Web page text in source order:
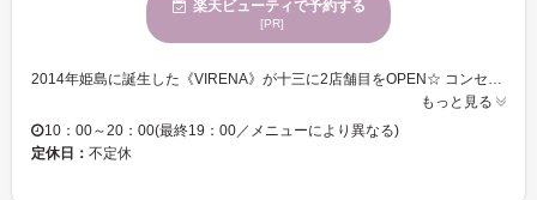
楽天ビューティで予約する
[PR]
2014年姫島に誕生した《VIRENA》が十三に2店舗目をOPEN☆ コンセプトはゴージャス。 梅田や神戸迄出かけなくても、"近隣でクオリティの高いキレイを…"をテーマにしたアイ、エステ、ネイルサロンです。 歴10年以上の経験の培われた技術、センス、そして素材の選別は大手サロンも顔負けの結果に☆ 美容所登録済みサロンです！ 《オススメメニュー》 ◆【A】定額シンプルコース カラー1色＋ラメライン＋ストーン10粒まで ◆【B】選べるアート2本コース シンプルコース＋選べるアート2本 ◆【C】お好きなアート4本コース シンプルコース＋お好きなアート4本
もっと見る
10：00～20：00(最終19：00／メニューにより異なる)
定休日： 不定休